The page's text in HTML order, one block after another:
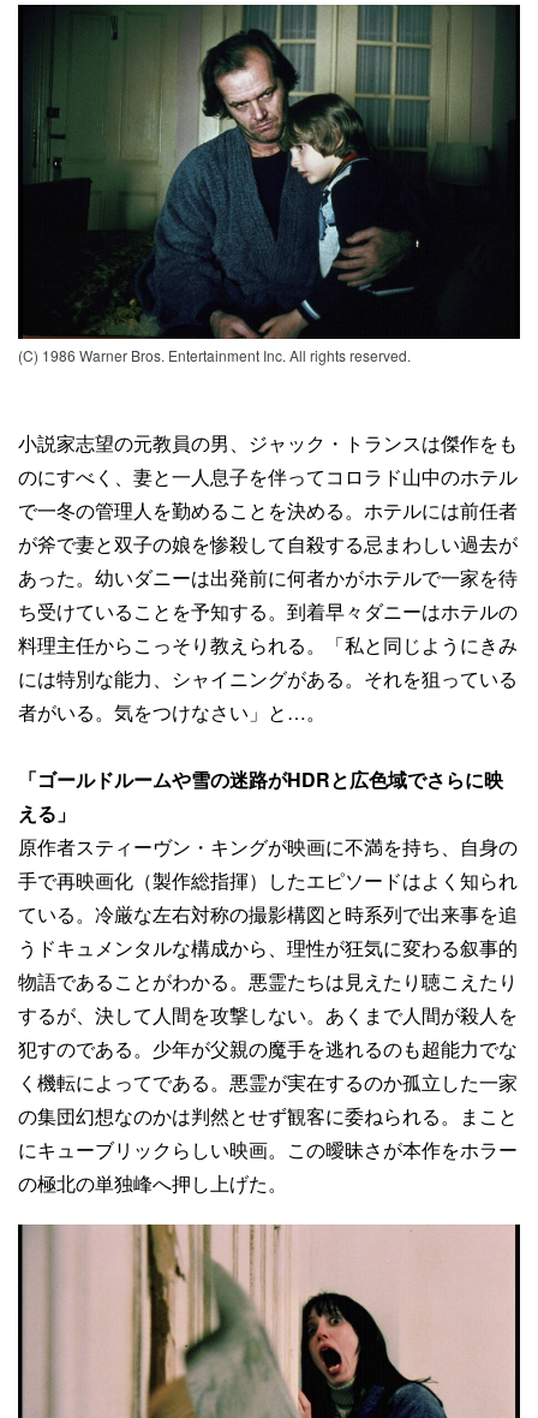
(C) 1986 Warner Bros. Entertainment Inc. All rights reserved.
小説家志望の元教員の男、ジャック・トランスは傑作をも
のにすべく、妻と一人息子を伴ってコロラド山中のホテル
で一冬の管理人を勤めることを決める。ホテルには前任者
が斧で妻と双子の娘を惨殺して自殺する忌まわしい過去が
あった。幼いダニーは出発前に何者かがホテルで一家を待
ち受けていることを予知する。到着早々ダニーはホテルの
料理主任からこっそり教えられる。「私と同じようにきみ
には特別な能力、シャイニングがある。それを狙っている
者がいる。気をつけなさい」と…。
「ゴールドルームや雪の迷路がHDRと広色域でさらに映
える」
原作者スティーヴン・キングが映画に不満を持ち、自身の
手で再映画化（製作総指揮）したエピソードはよく知られ
ている。冷厳な左右対称の撮影構図と時系列で出来事を追
うドキュメンタルな構成から、理性が狂気に変わる叙事的
物語であることがわかる。悪霊たちは見えたり聴こえたり
するが、決して人間を攻撃しない。あくまで人間が殺人を
犯すのである。少年が父親の魔手を逃れるのも超能力でな
く機転によってである。悪霊が実在するのか孤立した一家
の集団幻想なのかは判然とせず観客に委ねられる。まこと
にキューブリックらしい映画。この曖昧さが本作をホラー
の極北の単独峰へ押し上げた。